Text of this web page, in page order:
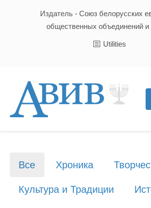
Издатель - Союз белорусских
общественных объединений
Utilities
Культура и
Хроника
Все Хроника
Культура и Традиции